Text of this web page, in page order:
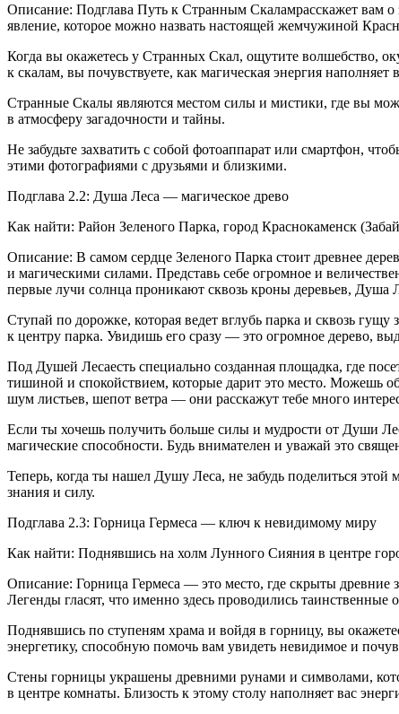
Описание: Подглава Путь к Странным Скаламрасскажет вам
явление, которое можно назвать настоящей жемчужиной
Когда вы окажетесь у Странных Скал, ощутите волшебство,
к скалам, вы почувствуете, как магическая энергия
Странные Скалы являются местом силы и мистики, где вы
в атмосферу загадочности и тайны.
Не забудьте захватить с собой фотоаппарат или смартфон,
этими фотографиями с друзьями и близкими.
Подглава 2.2: Душа Леса — магическое древо
Как найти: Район Зеленого Парка, город Краснокаменск
Описание: В самом сердце Зеленого Парка стоит древнее
и магическими силами. Представь себе огромное и
первые лучи солнца проникают сквозь кроны деревьев, Душа
Ступай по дорожке, которая ведет вглубь парка и сквозь
к центру парка. Увидишь его сразу — это огромное дерево,
Под Душей Лесаесть специально созданная площадка, где
тишиной и спокойствием, которые дарит это место. Можешь
шум листьев, шепот ветра — они расскажут тебе много
Если ты хочешь получить больше силы и мудрости от Души
магические способности. Будь внимателен и уважай это
Теперь, когда ты нашел Душу Леса, не забудь поделиться
знания и силу.
Подглава 2.3: Горница Гермеса — ключ к невидимому миру
Как найти: Поднявшись на холм Лунного Сияния в центре
Описание: Горница Гермеса — это место, где скрыты
Легенды гласят, что именно здесь проводились
Поднявшись по ступеням храма и войдя в горницу, вы
энергетику, способную помочь вам увидеть невидимое и
Стены горницы украшены древними рунами и символами,
в центре комнаты. Близость к этому столу наполняет вас